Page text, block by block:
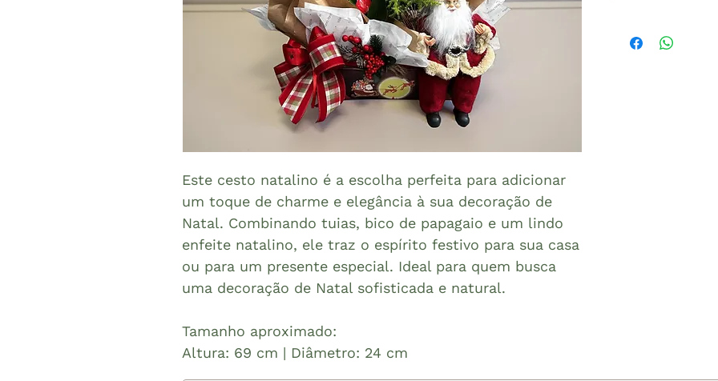
Este cesto natalino é a escolha perfeita para adicionar
um toque de charme e elegância à sua decoração de
Natal. Combinando tuias, bico de papagaio e um lindo
enfeite natalino, ele traz o espírito festivo para sua casa
ou para um presente especial. Ideal para quem busca
uma decoração de Natal sofisticada e natural.
Tamanho aproximado:
Altura: 69 cm | Diâmetro: 24 cm